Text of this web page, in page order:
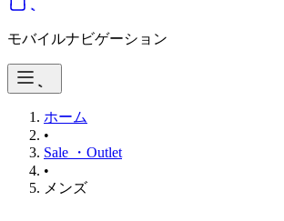
モバイルナビゲーション
ホーム
•
Sale ・Outlet
•
メンズ